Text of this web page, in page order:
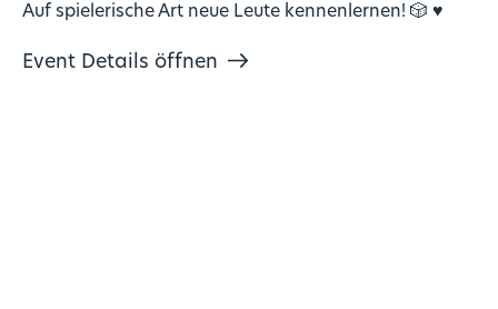
Auf spielerische Art neue Leute kennenlernen! 🎲 ♥️
Event Details öffnen